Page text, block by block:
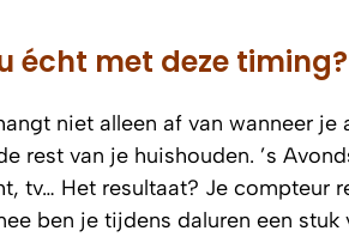
écht met deze timing?
niet alleen af van wanneer je
rest van je huishouden. ’s
tv… Het resultaat? Je compteur
ben je tijdens daluren een